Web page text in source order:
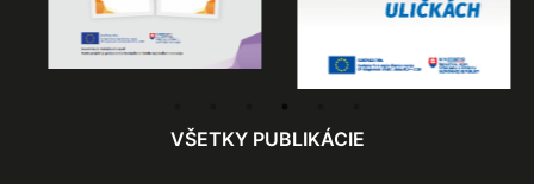
VŠETKY PUBLIKÁCIE